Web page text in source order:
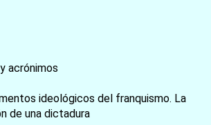
acrónimos
ideológicos del franquismo. La
de una dictadura